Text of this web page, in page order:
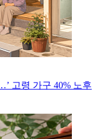
고령 가구 40% 노후